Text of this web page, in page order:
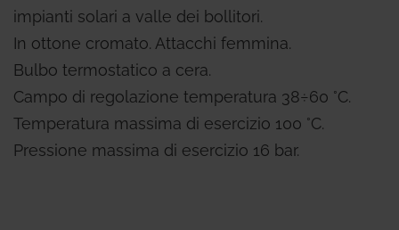
impianti solari a valle dei bollitori.
In ottone cromato. Attacchi femmina.
Bulbo termostatico a cera.
Campo di regolazione temperatura 38÷60 °C.
Temperatura massima di esercizio 100 °C.
Pressione massima di esercizio 16 bar.